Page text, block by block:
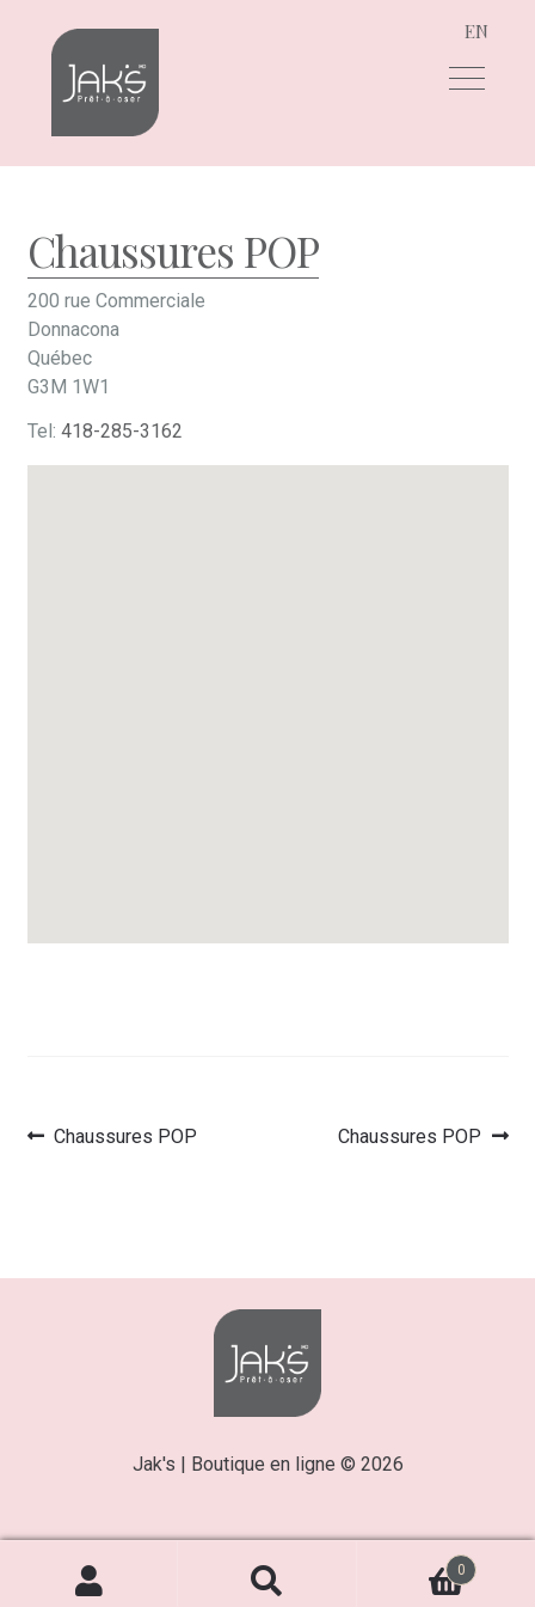
Aller
navigation
Aller
contenu
EN
Chaussures POP
200 rue Commerciale
Donnacona
Québec
G3M 1W1
Tel: 418-285-3162
Navigation
Article
Chaussures POP
Article
Chaussures POP
Jak's | Boutique en ligne © 2026
0